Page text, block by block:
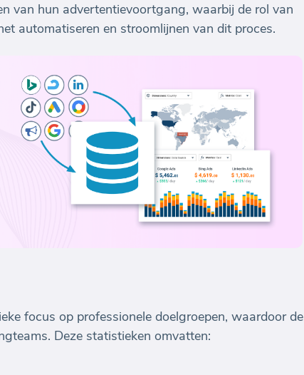
van hun advertentievoortgang, waarbij de rol van
automatiseren en stroomlijnen van dit proces.
focus op professionele doelgroepen, waardoor de
Deze statistieken omvatten: